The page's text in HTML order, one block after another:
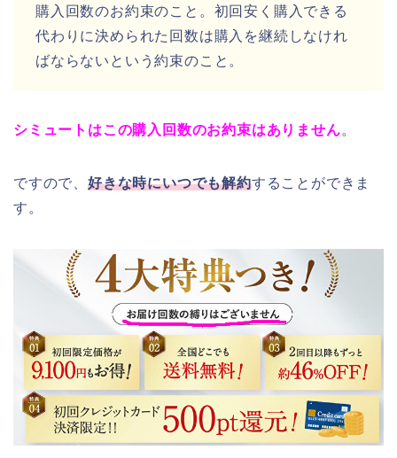
購入回数のお約束のこと。初回安く購入できる
代わりに決められた回数は購入を継続しなけれ
ばならないという約束のこと。
シミュートはこの購入回数のお約束はありません。
ですので、 好きな時にいつでも解約することができま
す。